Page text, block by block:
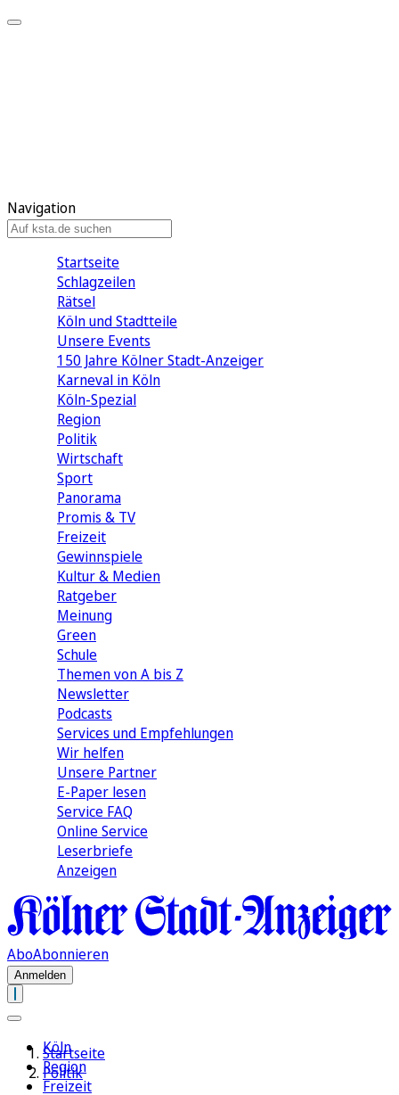
Navigation
Startseite
Schlagzeilen
Rätsel
Köln und Stadtteile
Unsere Events
150 Jahre Kölner Stadt-Anzeiger
Karneval in Köln
Köln-Spezial
Region
Politik
Wirtschaft
Sport
Panorama
Promis & TV
Freizeit
Gewinnspiele
Kultur & Medien
Ratgeber
Meinung
Green
Schule
Themen von A bis Z
Newsletter
Podcasts
Services und Empfehlungen
Wir helfen
Unsere Partner
E-Paper lesen
Service FAQ
Online Service
Leserbriefe
Anzeigen
AboAbonnieren
Anmelden
Köln
Region
Freizeit
Startseite
Politik